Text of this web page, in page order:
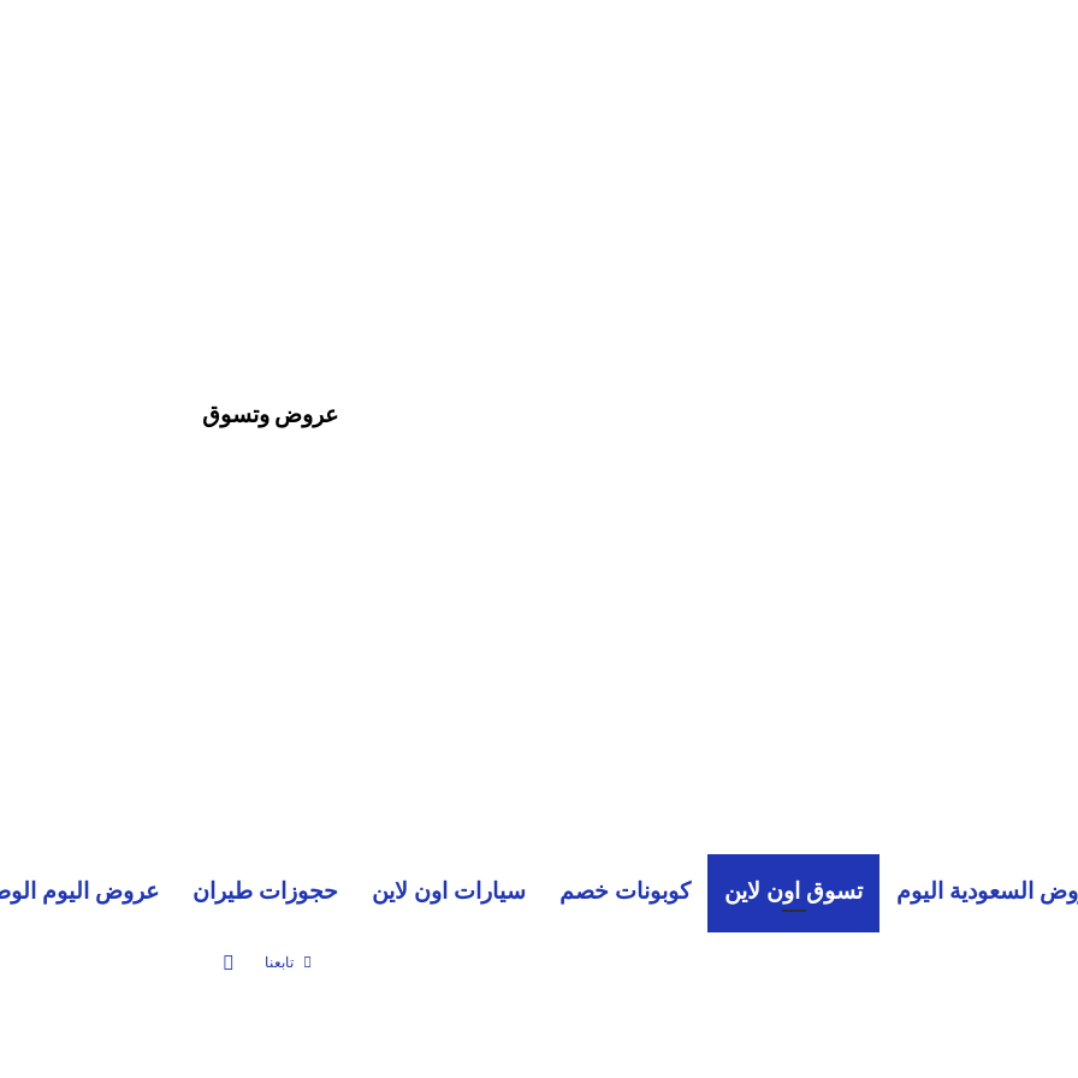
عروض وتسوق
السعودية اليوم تسوق اون لاين كوبونات خصم سيارات اون لاين حجوزات طيران عروض اليوم
تابعنا